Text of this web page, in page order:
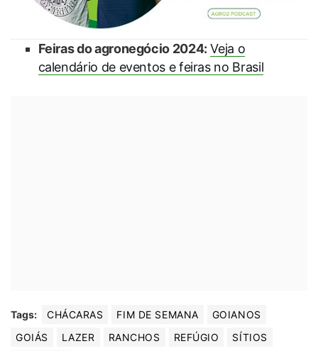
Feiras do agronegócio 2024: Veja o
calendário de eventos e feiras no Brasil
Tags: CHÁCARAS FIM DE SEMANA
GOIANOS
GOIÁS
LAZER RANCHOS REFÚGIO
SÍTIOS